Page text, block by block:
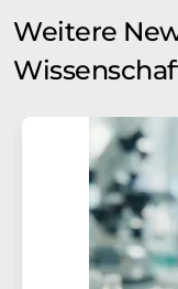
Weitere